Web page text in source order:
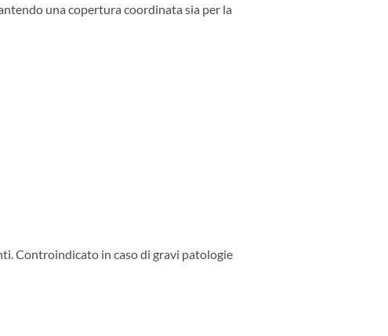
una copertura coordinata sia per la
Controindicato in caso di gravi patologie